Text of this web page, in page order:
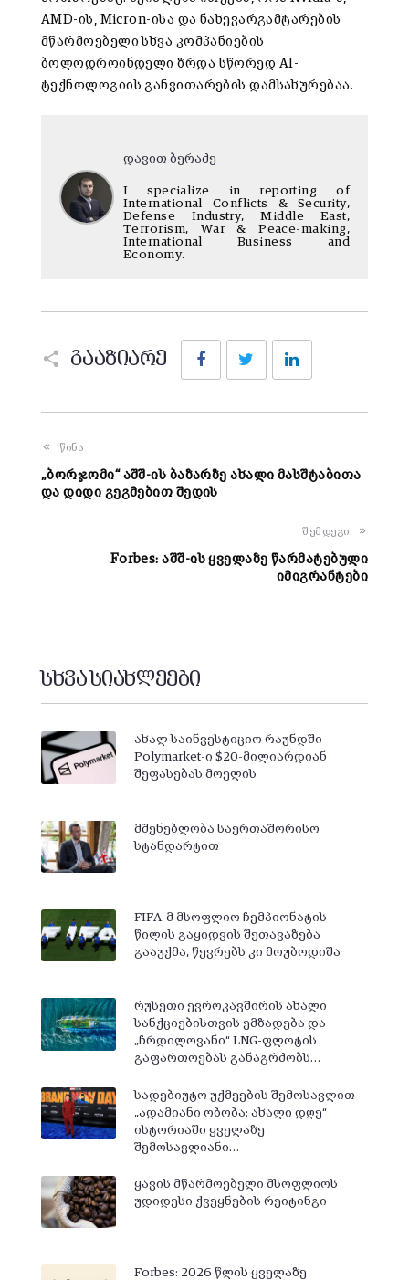
AMD-ის, Micron-ისა და ნახევარგამტარების
მწარმოებელი სხვა კომპანიების
ბოლოდროინდელი ზრდა სწორედ AI-
ტექნოლოგიის განვითარების დამსახურებაა.
დავით ბერაძე
I specialize in reporting of
International Conflicts & Security,
Defense Industry, Middle East,
Terrorism, War & Peace-making,
International Business and
Economy.
გააზიარე
FacebookTwitter
წინა
„ბორჯომი“ აშშ-ის ბაზარზე ახალი მასშტაბითა
და დიდი გეგმებით შედის
შემდეგი
Forbes: აშშ-ის ყველაზე წარმატებული
იმიგრანტები
სხვა სიახლეები
ახალ საინვესტიციო რაუნდში
Polymarket-ი $20-მილიარდიან
შეფასებას მოელის
მშენებლობა საერთაშორისო
სტანდარტით
FIFA-მ მსოფლიო ჩემპიონატის
წილის გაყიდვის შეთავაზება
გააუქმა, წევრებს კი მოუბოდიშა
რუსეთი ევროკავშირის ახალი
სანქციებისთვის ემზადება და
„ჩრდილოვანი“ LNG-ფლოტის
გაფართოებას განაგრძობს…
სადებიუტო უქმეების შემოსავლით
„ადამიანი ობობა: ახალი დღე“
ისტორიაში ყველაზე
შემოსავლიანი…
ყავის მწარმოებელი მსოფლიოს
უდიდესი ქვეყნების რეიტინგი
Forbes: 2026 წლის ყველაზე